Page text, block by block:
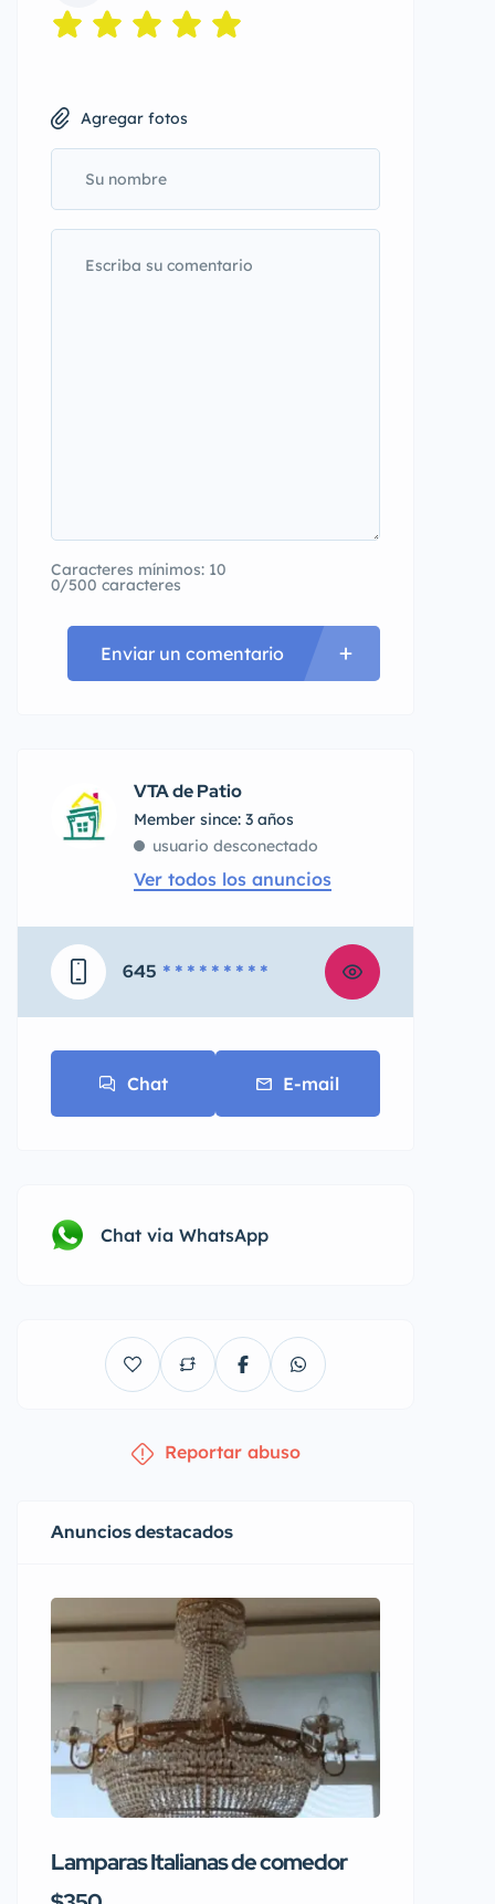
Agregar fotos
Caracteres mínimos: 10
0/500 caracteres
Enviar un comentario
VTA de Patio
Member since: 3 años
usuario desconectado
Ver todos los anuncios
645 * * * * * * * * *
Chat E-mail
Chat via WhatsApp
Reportar abuso
Anuncios destacados
Lamparas Italianas de comedor